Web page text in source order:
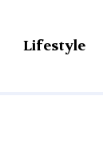
Lifestyle